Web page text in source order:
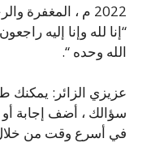
2022 م ، المغفرة
“إنا لله وإنا إليه
الله وحده “.
عزيزي الزائر: يمكنك
سؤالك ، أضف إجابة
في أسرع وقت من خلال